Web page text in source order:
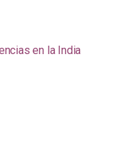
en la India